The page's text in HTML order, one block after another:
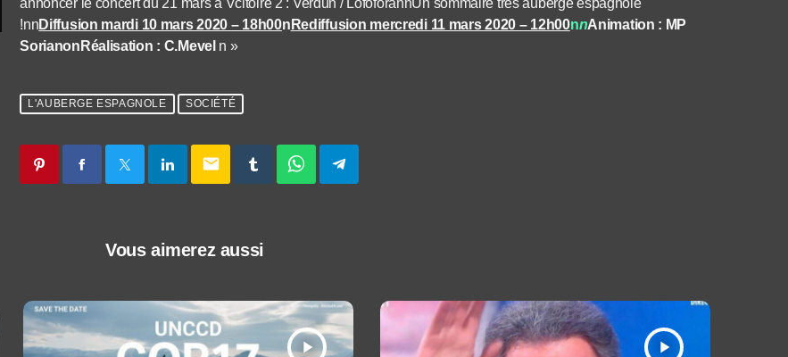
!nnDiffusion mardi 10 mars 2020 – 18h00n Rediffusion mercredi 11 mars 2020 – 12h00nnAnimation : MP
Sorianon Réalisation : C.Mevel n »
L'AUBERGE ESPAGNOLE SOCIÉTÉ
email
Vous aimerez aussi
play_arrow play_arrow